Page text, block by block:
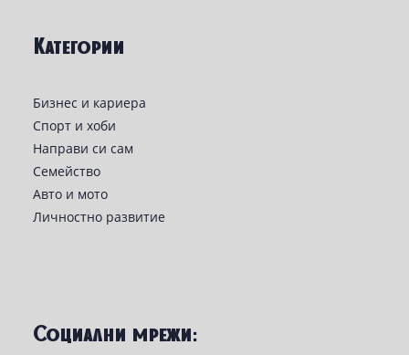
Категории
Бизнес и кариера
Спорт и хоби
Направи си сам
Семейство
Авто и мото
Личностно развитие
Социални мрежи: